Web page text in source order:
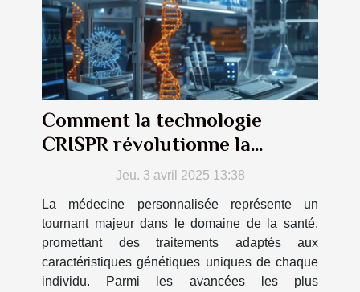
Comment la technologie
CRISPR révolutionne la
médecine personnalisée
Jeu. 3 avril 2025 13:38
La médecine personnalisée représente un
tournant majeur dans le domaine de la santé,
promettant des traitements adaptés aux
caractéristiques génétiques uniques de chaque
individu. Parmi les avancées les plus